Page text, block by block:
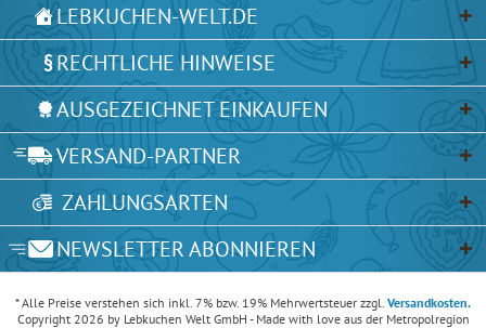
LEBKUCHEN-WELT.DE
RECHTLICHE HINWEISE
AUSGEZEICHNET EINKAUFEN
VERSAND-PARTNER
ZAHLUNGSARTEN
NEWSLETTER ABONNIEREN
* Alle Preise verstehen sich inkl. 7% bzw. 19% Mehrwertsteuer zzgl. Versandkosten.
Copyright 2026 by Lebkuchen Welt GmbH - Made with love aus der Metropolregion